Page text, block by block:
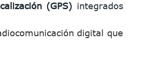
(GPS) integrados
digital que